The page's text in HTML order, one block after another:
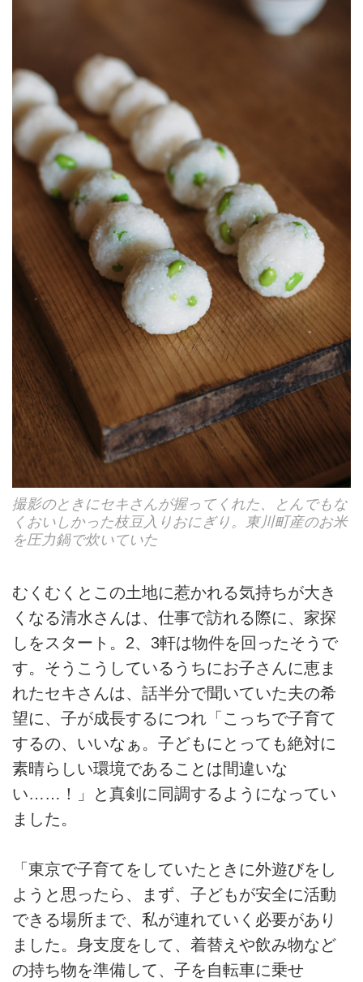
撮影のときにセキさんが握ってくれた、とんでもな
くおいしかった枝豆入りおにぎり。東川町産のお米
を圧力鍋で炊いていた
むくむくとこの土地に惹かれる気持ちが大き
くなる清水さんは、仕事で訪れる際に、家探
しをスタート。2、3軒は物件を回ったそうで
す。そうこうしているうちにお子さんに恵ま
れたセキさんは、話半分で聞いていた夫の希
望に、子が成長するにつれ「こっちで子育て
するの、いいなぁ。子どもにとっても絶対に
素晴らしい環境であることは間違いな
い……！」と真剣に同調するようになってい
ました。
「東京で子育てをしていたときに外遊びをし
ようと思ったら、まず、子どもが安全に活動
できる場所まで、私が連れていく必要があり
ました。身支度をして、着替えや飲み物など
の持ち物を準備して、子を自転車に乗せ